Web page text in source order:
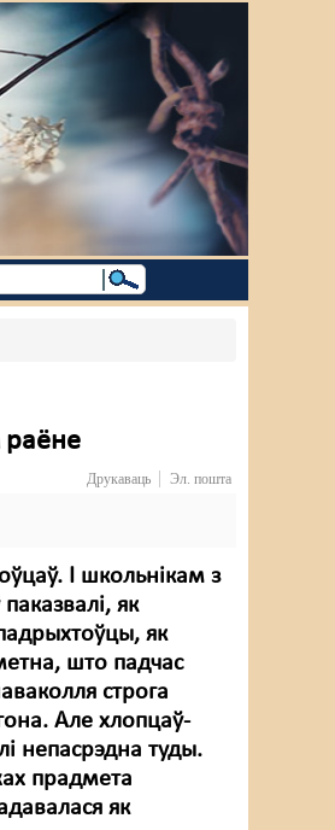
раёне
Друкаваць Эл. пошта
І школьнікам з
як
як
што падчас
строга
Але хлопцаў-
непасрэдна туды.
прадмета
як